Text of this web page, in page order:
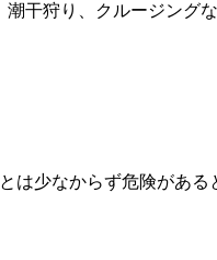
干狩り、クルージング
は少なからず危険があ